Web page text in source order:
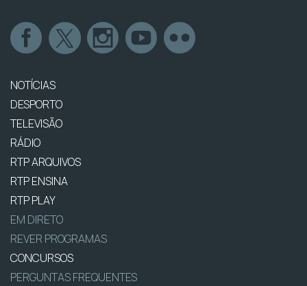
NOTÍCIAS
DESPORTO
TELEVISÃO
RÁDIO
RTP ARQUIVOS
RTP ENSINA
RTP PLAY
EM DIRETO
REVER PROGRAMAS
CONCURSOS
PERGUNTAS FREQUENTES